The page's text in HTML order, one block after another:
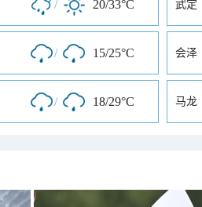
/ 20/33°C 武定
/ 15/25°C 会泽
/ 18/29°C 马龙